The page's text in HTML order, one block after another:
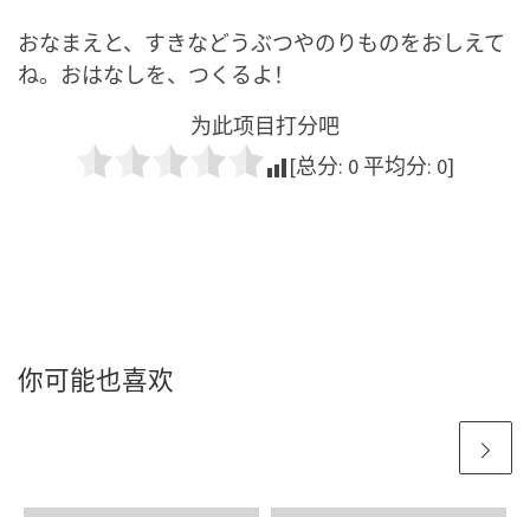
おなまえと、すきなどうぶつやのりものをおしえて
ね。おはなしを、つくるよ！
为此项目打分吧
[总分: 0 平均分: 0]
你可能也喜欢